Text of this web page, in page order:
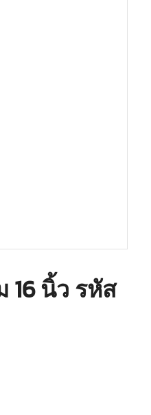
นิ้ว รหัส